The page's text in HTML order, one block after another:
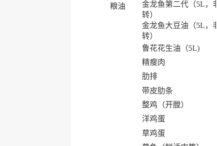
粮油
金龙鱼第二代（5L，
转）
金龙鱼大豆油（5L，
转）
鲁花花生油（5L)
精瘦肉
肋排
带皮肋条
整鸡（开膛）
洋鸡蛋
草鸡蛋